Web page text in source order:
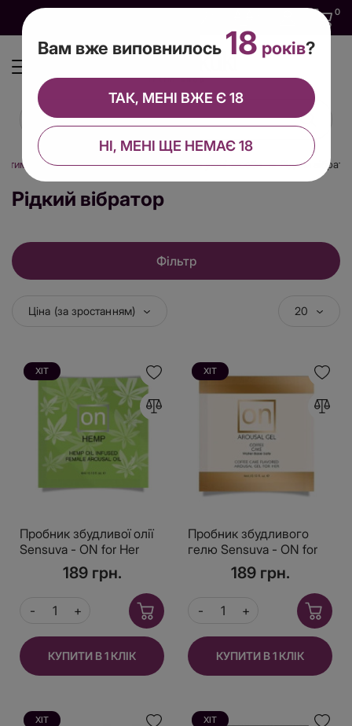
0
косметика Збуджуючі та пролонгуючі засоби Рідкий
Рідкий вібратор
Фільтр
Ціна (за зростанням) 20
ХІТ
Пробник збудливої олії
Sensuva - ON for Her
Hemp Infused Arousal Oil
189 грн.
КУПИТИ В 1 КЛІК
ХІТ
Пробник збудливого
гелю Sensuva - ON for
Her Arousal Gel Coffee
Cake (4 мл)189 грн.
КУПИТИ В 1 КЛІК
ХІТ ХІТ
Вам вже виповнилось 18 років?
НІ, МЕНІ ЩЕ НЕМАЄ 18
ТАК, МЕНІ ВЖЕ Є 18